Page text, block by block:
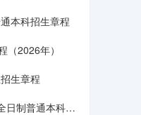
本科招生章程
（2026年）
生章程
日制普通本科招